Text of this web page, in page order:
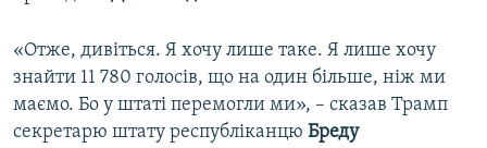
«Отже, дивіться. Я хочу лише таке. Я лише хочу
знайти 11 780 голосів, що на один більше, ніж ми
маємо. Бо у штаті перемогли ми», – сказав Трамп
секретарю штату республіканцю Бреду